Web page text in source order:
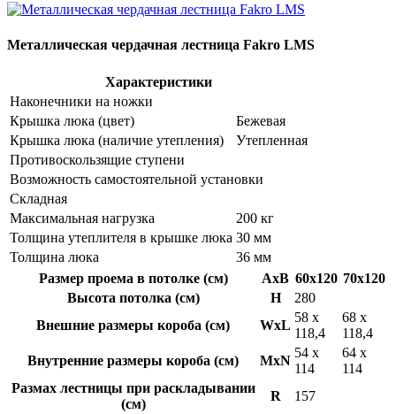
Металлическая чердачная лестница Fakro LMS
Характеристики
Наконечники на ножки
Крышка люка (цвет)
Бежевая
Крышка люка (наличие утепления)
Утепленная
Противоскользящие ступени
Возможность самостоятельной установки
Складная
Максимальная нагрузка
200 кг
Толщина утеплителя в крышке люка 30 мм
Толщина люка
36 мм
Размер проема в потолке (см)
AxB 60x120 70x120
Высота потолка (см)
H
280
Внешние размеры короба (см)
WxL
58 x
118,4
68 x
118,4
Внутренние размеры короба (см)
MxN
54 x
114
64 x
114
Размах лестницы при раскладывании
(см)
R
157